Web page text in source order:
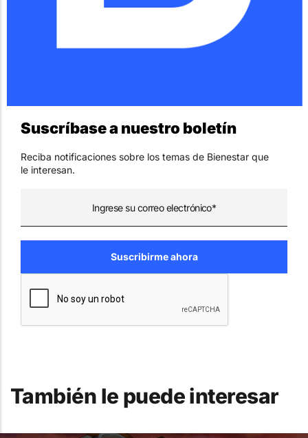
Suscríbase a nuestro boletín
Reciba notificaciones sobre los temas de Bienestar que
le interesan.
También le puede interesar